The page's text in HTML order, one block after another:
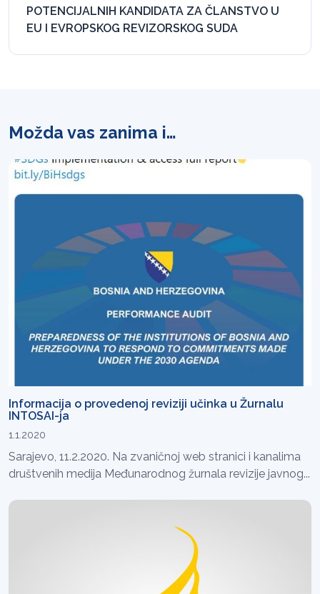
POTENCIJALNIH KANDIDATA ZA ČLANSTVO U
EU I EVROPSKOG REVIZORSKOG SUDA
Možda vas zanima i…
Informacija o provedenoj reviziji učinka u Žurnalu
INTOSAI-ja
1.1.2020
Sarajevo, 11.2.2020. Na zvaničnoj web stranici i kanalima
društvenih medija Međunarodnog žurnala revizije javnog...